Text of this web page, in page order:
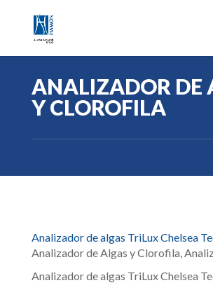
ANALIZADOR DE
Y CLOROFILA
Analizador de algas TriLux Chelsea
Analizador de Algas y Clorofila,
Analizador de algas TriLux Chelsea